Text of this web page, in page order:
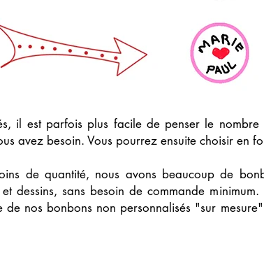
il est parfois plus facile de penser le
avez besoin. Vous pourrez ensuite choisir en
de quantité, nous avons beaucoup de
dessins, sans besoin de commande
de nos bonbons non personnalisés "sur